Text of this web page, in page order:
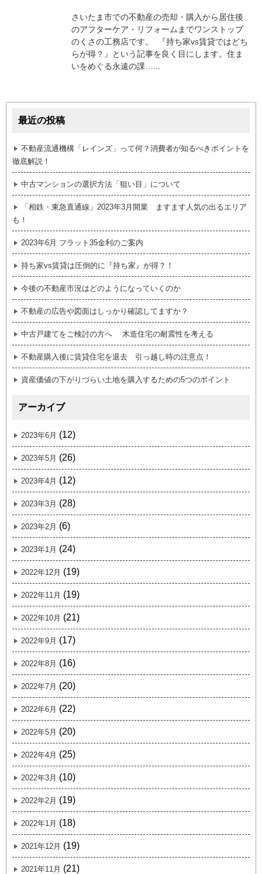
さいたま市での不動産の売却・購入から居住後
のアフターケア・リフォームまでワンストップ
のくさの工務店です。 『持ち家vs賃貸ではどち
らが得？』という記事を良く目にします。住ま
いをめぐる永遠の課…...
最近の投稿
不動産流通機構「レインズ」って何？消費者が知るべきポイントを
徹底解説！
中古マンションの選択方法「狙い目」について
「相鉄・東急直通線」2023年3月開業 ますます人気の出るエリア
も！
2023年6月 フラット35金利のご案内
持ち家vs賃貸は圧倒的に『持ち家』が得？！
今後の不動産市況はどのようになっていくのか
不動産の広告や図面はしっかり確認してますか？
中古戸建てをご検討の方へ 木造住宅の耐震性を考える
不動産購入後に賃貸住宅を退去 引っ越し時の注意点！
資産価値の下がりづらい土地を購入するための5つのポイント
アーカイブ
2023年6月 (12)
2023年5月 (26)
2023年4月 (12)
2023年3月 (28)
2023年2月 (6)
2023年1月 (24)
2022年12月 (19)
2022年11月 (19)
2022年10月 (21)
2022年9月 (17)
2022年8月 (16)
2022年7月 (20)
2022年6月 (22)
2022年5月 (20)
2022年4月 (25)
2022年3月 (10)
2022年2月 (19)
2022年1月 (18)
2021年12月 (19)
2021年11月 (21)